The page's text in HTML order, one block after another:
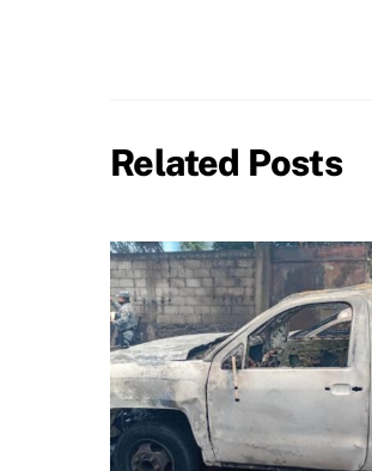
Related Posts